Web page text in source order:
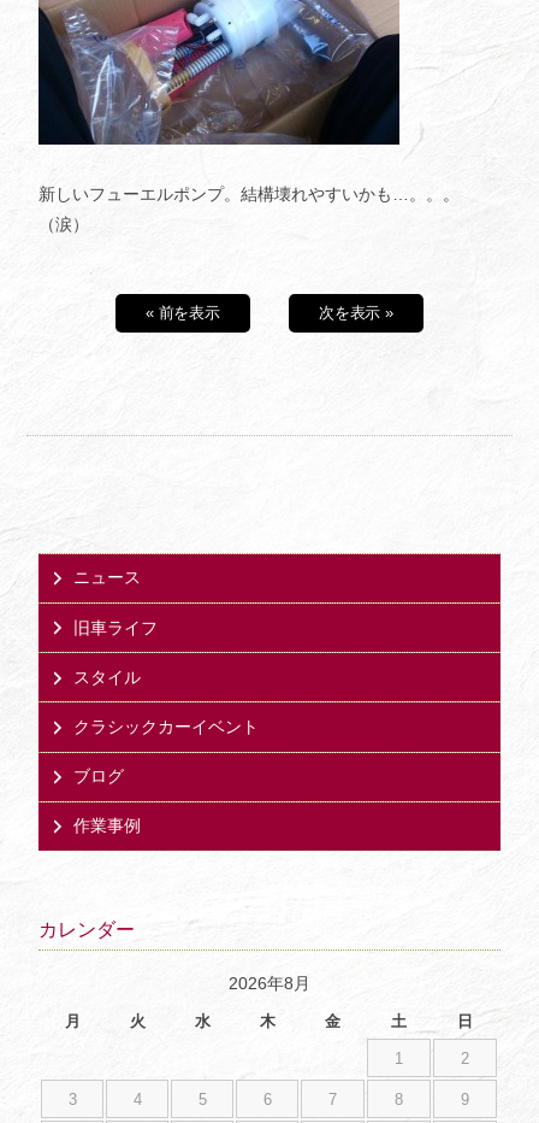
新しいフューエルポンプ。結構壊れやすいかも…。。。
（涙）
« 前を表示 次を表示 »
ニュース
旧車ライフ
スタイル
クラシックカーイベント
ブログ
作業事例
カレンダー
2026年8月
月 火 水 木 金 土 日
1 2
3 4 5 6 7 8 9